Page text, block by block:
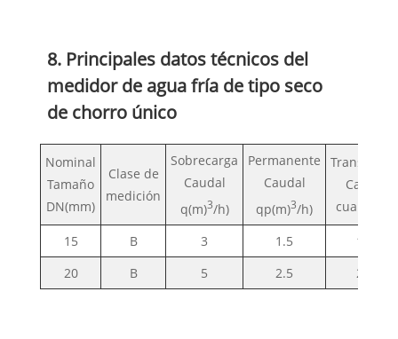
8. Principales datos técnicos del
medidor de agua fría de tipo seco
de chorro único
Nominal
Tamaño
DN(mm)
Clase de
medición
Sobrecarga
Caudal
q(m)3/h)
Permanente
Caudal
qp(m)3/h)
Caudal
cuarto(l/h)
15 B 3 1.5
120
20
B 5 2.5 200